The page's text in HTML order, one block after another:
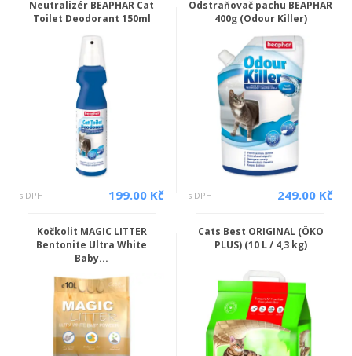
Neutralizér BEAPHAR Cat
Toilet Deodorant 150ml
s DPH 199.00 Kč
Odstraňovač pachu BEAPHAR
400g (Odour Killer)
s DPH 249.00 Kč
Kočkolit MAGIC LITTER
Bentonite Ultra White
Baby...
Cats Best ORIGINAL (ÖKO
PLUS) (10 L / 4,3 kg)